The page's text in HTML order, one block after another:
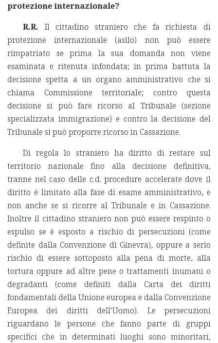
protezione internazionale?
R.R. Il cittadino straniero che fa richiesta di
protezione internazionale (asilo) non può essere
rimpatriato se prima la sua domanda non viene
esaminata e ritenuta infondata; in prima battuta la
decisione spetta a un organo amministrativo che si
chiama Commissione territoriale; contro questa
decisione si può fare ricorso al Tribunale (sezione
specializzata immigrazione) e contro la decisione del
Tribunale si può proporre ricorso in Cassazione.
Di regola lo straniero ha diritto di restare sul
territorio nazionale fino alla decisione definitiva,
tranne nel caso delle c.d. procedure accelerate dove il
diritto è limitato alla fase di esame amministrativo, e
non anche se si ricorre al Tribunale e in Cassazione.
Inoltre il cittadino straniero non può essere respinto o
espulso se è esposto a rischio di persecuzioni (come
definite dalla Convenzione di Ginevra), oppure a serio
rischio di essere sottoposto alla pena di morte, alla
tortura oppure ad altre pene o trattamenti inumani o
degradanti (come definiti dalla Carta dei diritti
fondamentali della Unione europea e dalla Convenzione
Europea dei diritti dell’Uomo). Le persecuzioni
riguardano le persone che fanno parte di gruppi
specifici che in determinati luoghi sono minoritari,